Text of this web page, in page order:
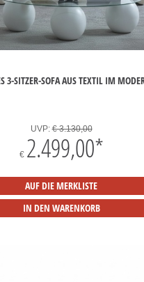
3-SITZER-SOFA AUS TEXTIL IM
UVP:€ 3.130,00
€ 2.499,00*
AUF DIE MERKLISTE
IN DEN WARENKORB